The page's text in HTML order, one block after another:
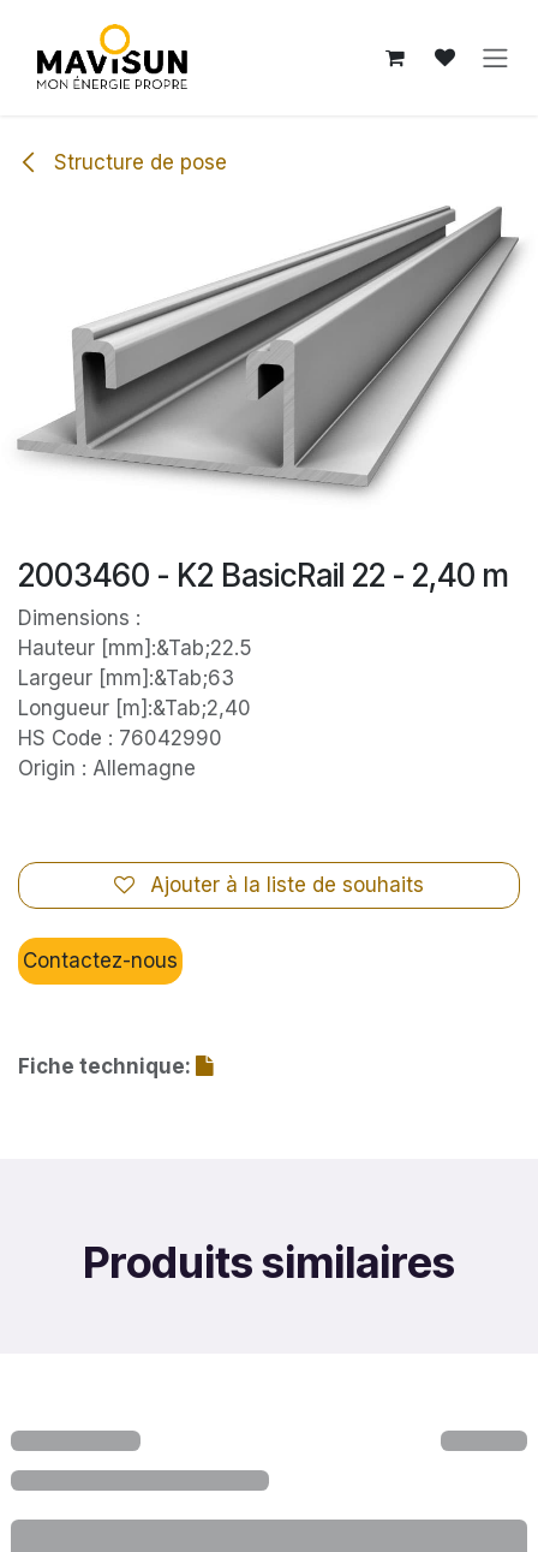
Structure de pose
2003460 - K2 BasicRail 22 - 2,40 m
Dimensions :
Hauteur [mm]:&Tab;22.5
Largeur [mm]:&Tab;63
Longueur [m]:&Tab;2,40
HS Code : 76042990
Origin : Allemagne
Ajouter à la liste de souhaits
Contactez-nous
Fiche technique:
Produits similaires